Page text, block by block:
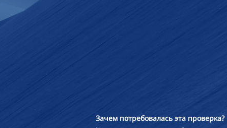
Зачем потребовалась эта проверка?